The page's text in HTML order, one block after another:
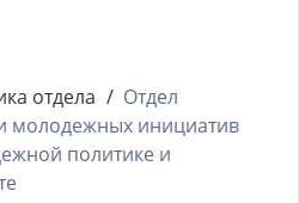
отдела
Отдел
молодежных инициатив
политике и